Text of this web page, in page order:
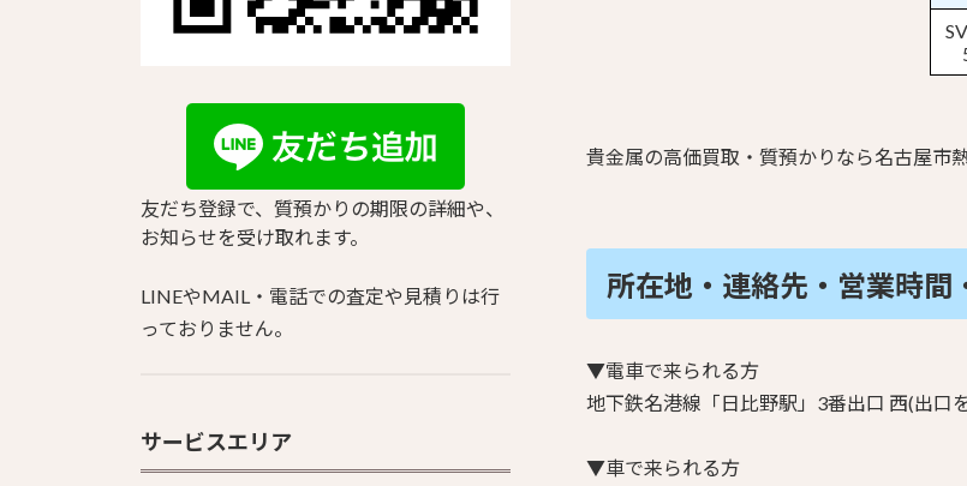
貴金属の高価買取・質預かりなら名古屋市
所在地・連絡先・営業時間
▼電車で来られる方
地下鉄名港線「日比野駅」3番出口 西(出口
▼車で来られる方
友だち登録で、質預かりの期限の詳細や、
お知らせを受け取れます。
LINEやMAIL・電話での査定や見積りは行
っておりません。
サービスエリア